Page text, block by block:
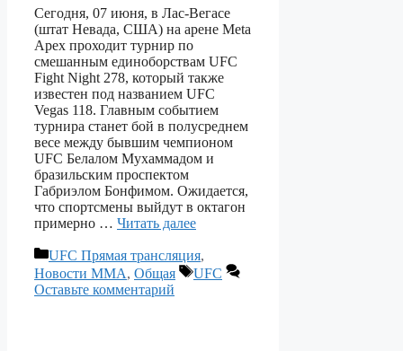
Сегодня, 07 июня, в Лас-Вегасе
(штат Невада, США) на арене Meta
Apex проходит турнир по
смешанным единоборствам UFC
Fight Night 278, который также
известен под названием UFC
Vegas 118. Главным событием
турнира станет бой в полусреднем
весе между бывшим чемпионом
UFC Белалом Мухаммадом и
бразильским проспектом
Габриэлом Бонфимом. Ожидается,
что спортсмены выйдут в октагон
примерно … Читать далее
Рубрики
UFC Прямая трансляция,
Новости ММА, Общая Метки
UFC
Оставьте комментарий